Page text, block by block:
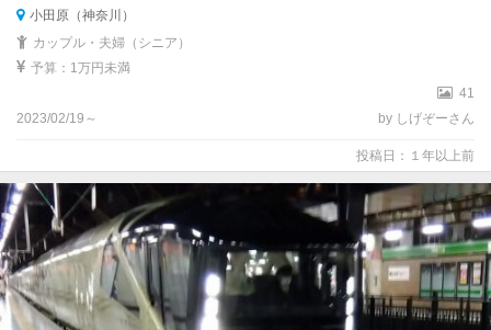
小田原（神奈川）
カップル・夫婦（シニア）
予算：1万円未満
41
2023/02/19～
by しげぞーさん
投稿日：１年以上前